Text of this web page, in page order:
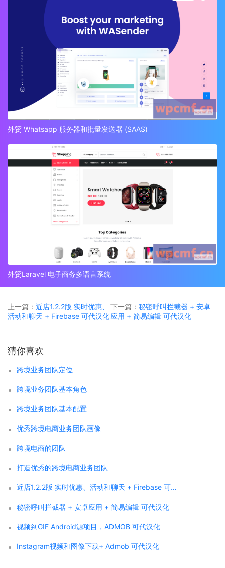
外贸 Whatsapp 服务器和批量发送器 (SAAS)
外贸Laravel 电子商务多语言系统
上一篇： 近店1.2.2版 实时优惠、
活动和聊天 + Firebase 可代汉化
下一篇： 秘密呼叫拦截器 + 安卓
应用 + 简易编辑 可代汉化
猜你喜欢
跨境业务团队定位
跨境业务团队基本角色
跨境业务团队基本配置
优秀跨境电商业务团队画像
跨境电商的团队
打造优秀的跨境电商业务团队
近店1.2.2版 实时优惠、活动和聊天 + Firebase 可代汉化
秘密呼叫拦截器 + 安卓应用 + 简易编辑 可代汉化
视频到GIF Android源项目，ADMOB 可代汉化
Instagram视频和图像下载+ Admob 可代汉化